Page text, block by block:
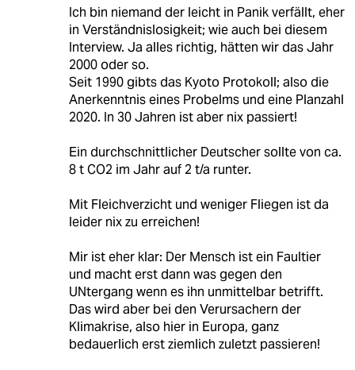
Ich bin niemand der leicht in Panik verfällt, eher
in Verständnislosigkeit; wie auch bei diesem
Interview. Ja alles richtig, hätten wir das Jahr
2000 oder so.
Seit 1990 gibts das Kyoto Protokoll; also die
Anerkenntnis eines Probelms und eine Planzahl
2020. In 30 Jahren ist aber nix passiert!
Ein durchschnittlicher Deutscher sollte von ca.
8 t CO2 im Jahr auf 2 t/a runter.
Mit Fleichverzicht und weniger Fliegen ist da
leider nix zu erreichen!
Mir ist eher klar: Der Mensch ist ein Faultier
und macht erst dann was gegen den
UNtergang wenn es ihn unmittelbar betrifft.
Das wird aber bei den Verursachern der
Klimakrise, also hier in Europa, ganz
bedauerlich erst ziemlich zuletzt passieren!